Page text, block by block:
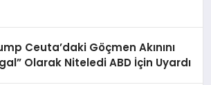
Ceuta’daki Göçmen Akınını
Olarak Niteledi ABD İçin Uyardı